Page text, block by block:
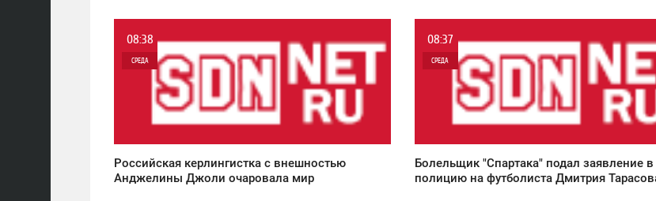
08:38
СРЕДА
Российская керлингистка с внешностью
Анджелины Джоли очаровала мир
08:37
СРЕДА
Болельщик "Спартака" подал заявление в
полицию на футболиста Дмитрия